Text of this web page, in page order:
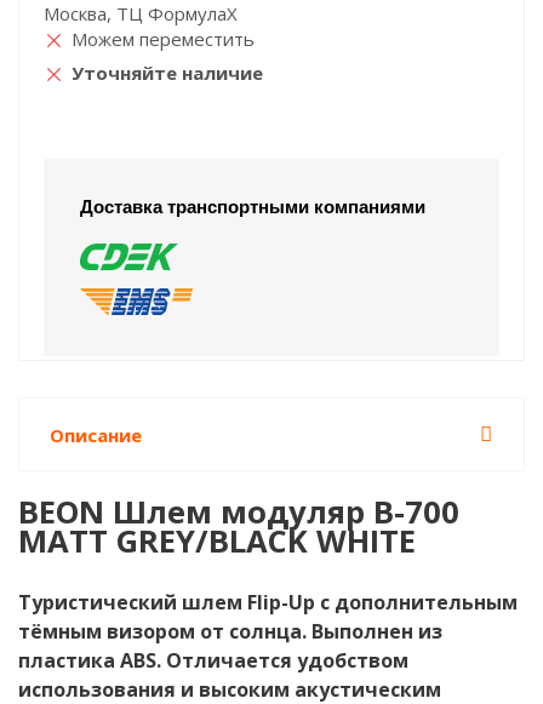
Москва, ТЦ ФормулаХ
Можем переместить
Уточняйте наличие
Доставка транспортными компаниями
Описание
BEON Шлем модуляр B-700
MATT GREY/BLACK WHITE
Туристический шлем Flip-Up с дополнительным
тёмным визором от солнца. Выполнен из
пластика ABS. Отличается удобством
использования и высоким акустическим